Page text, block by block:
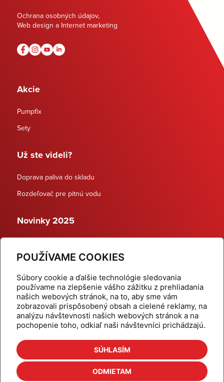
POUŽÍVAME COOKIES
Súbory cookie a ďalšie technológie sledovania
používame na zlepšenie vášho zážitku z prehliadania
našich webových stránok, na to, aby sme vám
zobrazovali prispôsobený obsah a cielené reklamy, na
analýzu návštevnosti našich webových stránok a na
pochopenie toho, odkiaľ naši návštevníci prichádzajú.
SÚHLASÍM
ODMIETAM
Ochrana osobných údajov,
Web design a Internet marketing
Akcie
Pumpfix
Sety
Už ste videli?
Doprava paliva do skladu
Rozdeľovač pre pitnú vodu
Novinky 2025
Dynamické termostatické ventily
Domov
Produkty
Aktuality
Odber šikovné tipy
Kalkulačky
Cenníky
Na stiahnutie
Referencie
Kontakt